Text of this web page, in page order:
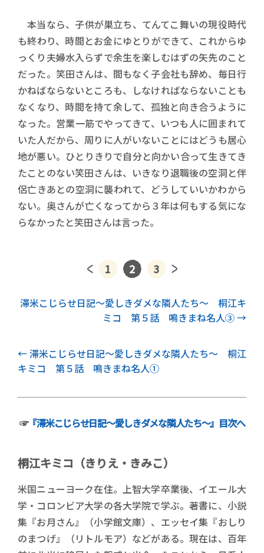
本当なら、子供が巣立ち、てんてこ舞いの現役時代
も終わり、時間とお金にゆとりができて、これからゆ
っくり夫婦水入らずで余生を楽しむはずの矢先のこと
だった。笑田さんは、間もなく子会社も辞め、毎日行
かねばならないところも、しなければならないことも
なくなり、時間を持て余して、孤独と向き合うように
なった。営業一筋でやってきて、いつも人に囲まれて
いた人だから、周りに人がいないことにはどうも居心
地が悪い。ひとりきりで自分と向かい合って生きてき
たことのない笑田さんは、いきなり退職後の空洞と伴
侶亡きあとの空洞に襲われて、どうしていいかわから
ない。奥さんが亡くなってから３年は何もする気にな
らなかったと笑田さんは言った。
1 2 3
次記事
滞米こじらせ日記～愛しきダメな隣人たち～ 桐江キ
ミコ 第５話 鳴きまね名人③
前記事
滞米こじらせ日記～愛しきダメな隣人たち～ 桐江
キミコ 第５話 鳴きまね名人①
☞『滞米こじらせ日記～愛しきダメな隣人たち～』目次へ
桐江キミコ（きりえ・きみこ）
米国ニューヨーク在住。上智大学卒業後、イエール大
学・コロンビア大学の各大学院で学ぶ。著書に、小説
集『お月さん』（小学館文庫）、エッセイ集『おしり
のまつげ』（リトルモア）などがある。現在は、百年